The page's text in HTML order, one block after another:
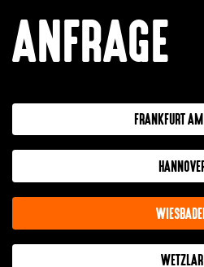
ANFRAGE
FRANKFURT
WETZLAR